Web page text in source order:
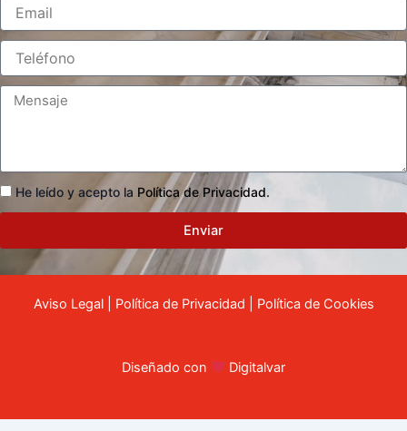
He leído y acepto la Política de Privacidad.
Enviar
Aviso Legal| Política de Privacidad Política de Cookies
Diseñado con Digitalvar